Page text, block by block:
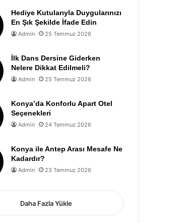
Hediye Kutularıyla Duygularınızı
En Şık Şekilde İfade Edin
Admin 25 Temmuz 2026
İlk Dans Dersine Giderken
Nelere Dikkat Edilmeli?
Admin 25 Temmuz 2026
Konya’da Konforlu Apart Otel
Seçenekleri
Admin 24 Temmuz 2026
Konya ile Antep Arası Mesafe Ne
Kadardır?
Admin 23 Temmuz 2026
Daha Fazla Yükle